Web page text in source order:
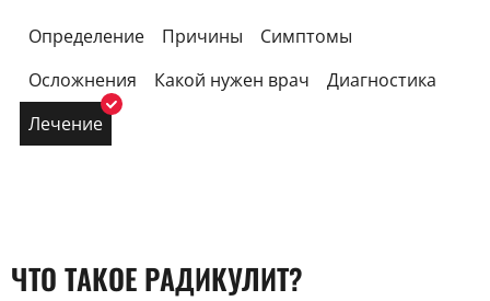
Определение Причины
Симптомы
Осложнения
Какой нужен врач
Диагностика
Лечение
ЧТО ТАКОЕ РАДИКУЛИТ?